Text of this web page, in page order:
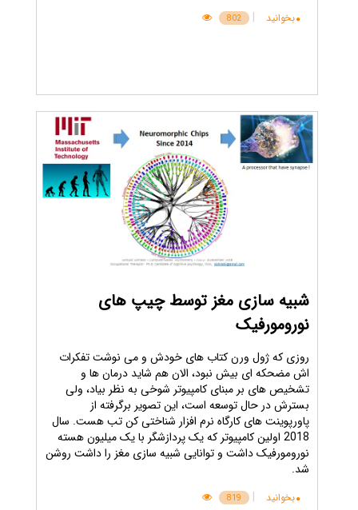
بخوانید |
802
شبیه سازی مغز توسط چیپ های
نورومورفیک
روزی که ژول ورن کتاب های خودش و می نوشت تفکرات
اش مضحکه ای بیش نبود، الان هم شاید درمان ها و
تشخیص های بر مبنای کامپیوتر شوخی به نظر بیاد، ولی
بسترش در حال توسعه است، این تصویر برگرفته از
پاورپوینت های کارگاه نرم افزار شناختی کن تب هست. سال
2018 اولین کامپیوتر که یک پردازشگر با یک میلیون هسته
نورومورفیک داشت و توانایی شبیه سازی مغز را داشت روشن
شد.
بخوانید |
819